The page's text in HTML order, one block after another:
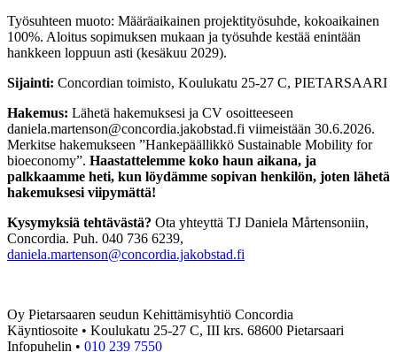
Työsuhteen muoto: Määräaikainen projektityösuhde, kokoaikainen
100%. Aloitus sopimuksen mukaan ja työsuhde kestää enintään
hankkeen loppuun asti (kesäkuu 2029).
Sijainti: Concordian toimisto, Koulukatu 25-27 C, PIETARSAARI
Hakemus: Lähetä hakemuksesi ja CV osoitteeseen
daniela.martenson@concordia.jakobstad.fi viimeistään 30.6.2026.
Merkitse hakemukseen ”Hankepäällikkö Sustainable Mobility for
bioeconomy”. Haastattelemme koko haun aikana, ja
palkkaamme heti, kun löydämme sopivan henkilön, joten lähetä
hakemuksesi viipymättä!
Kysymyksiä tehtävästä? Ota yhteyttä TJ Daniela Mårtensoniin,
Concordia. Puh. 040 736 6239,
daniela.martenson@concordia.jakobstad.fi
Oy Pietarsaaren seudun Kehittämisyhtiö Concordia
Käyntiosoite • Koulukatu 25-27 C, III krs. 68600 Pietarsaari
Infopuhelin • 010 239 7550